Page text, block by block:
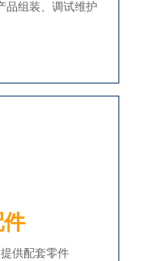
品组装、调试维护
供配套零件